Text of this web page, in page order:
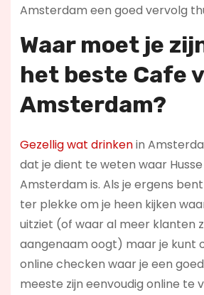
Amsterdam een goed vervolg
Waar moet je
het beste Cafe
Amsterdam?
Gezellig wat drinkenin
dat je dient te weten waar
Amsterdam is. Als je ergens
ter plekke om je heen kijken
uitziet (of waar al meer klanten
aangenaam oogt) maar je kunt
online checken waar je een
meeste zijn eenvoudig online te